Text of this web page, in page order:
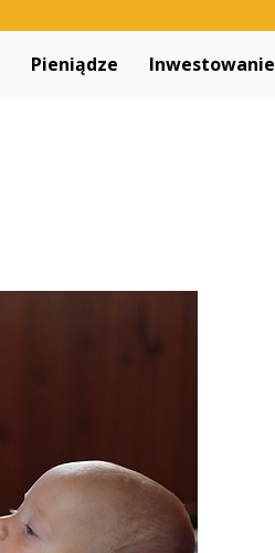
Pieniądze Inwestowanie